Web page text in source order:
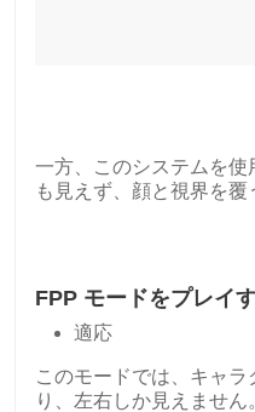
一方、このシステムを
も見えず、顔と視界を覆
FPP モードをプレイ
適応
このモードでは、キャ
り、左右しか見えませ